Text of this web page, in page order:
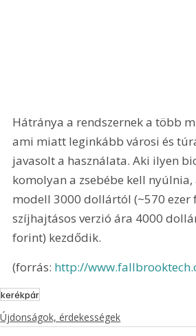
Hátránya a rendszernek a több
ami miatt leginkább városi és
javasolt a használata. Aki ilyen
komolyan a zsebébe kell
modell 3000 dollártól (~570 ezer
szíjhajtásos verzió ára 4000
forint) kezdődik.
(forrás: http://
kerékpár
Újdonságok, érdekességek